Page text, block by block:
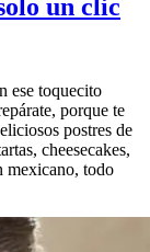
un clic
ese toquecito
porque te
postres de
cheesecakes,
mexicano, todo